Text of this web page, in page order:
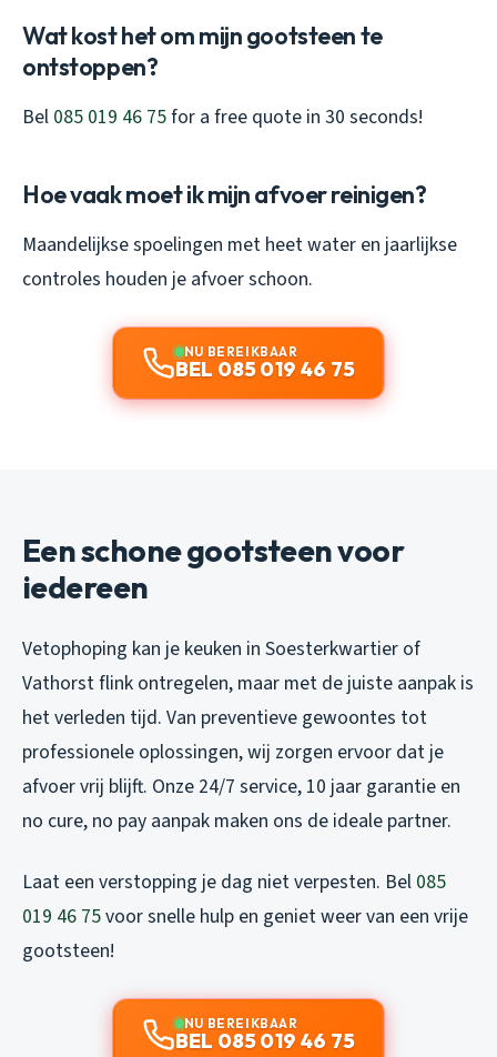
Wat kost het om mijn gootsteen te
ontstoppen?
Bel 085 019 46 75for a free quote in 30 seconds!
Hoe vaak moet ik mijn afvoer reinigen?
Maandelijkse spoelingen met heet water en jaarlijkse
controles houden je afvoer schoon.
NU BEREIKBAAR
BEL 085 019 46 75
Een schone gootsteen voor
iedereen
Vetophoping kan je keuken in Soesterkwartier of
Vathorst flink ontregelen, maar met de juiste aanpak is
het verleden tijd. Van preventieve gewoontes tot
professionele oplossingen, wij zorgen ervoor dat je
afvoer vrij blijft. Onze 24/7 service, 10 jaar garantie en
no cure, no pay aanpak maken ons de ideale partner.
Laat een verstopping je dag niet verpesten. Bel 085
019 46 75voor snelle hulp en geniet weer van een vrije
gootsteen!
NU BEREIKBAAR
BEL 085 019 46 75